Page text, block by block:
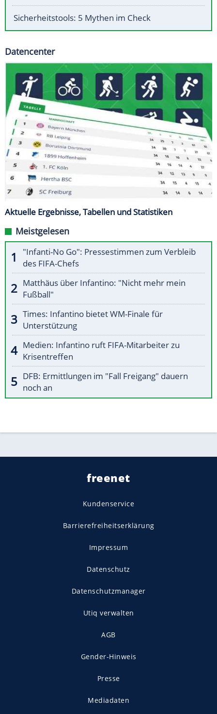
Sicherheitstools: 5 Mythen im Check
Datencenter
Aktuelle Ergebnisse, Tabellen und Statistiken
Meistgelesen
"Infanti-No Go": Pressestimmen zum Verbleib
des FIFA-Chefs
Matthäus über Infantino: "Nicht mehr mein
Fußball"
Times: Infantino bietet WM-Finale für
Unterstützung
Medien: Infantino ruft FIFA-Mitarbeiter zu
Krisentreffen
DFB: Ermittlungen im "Fall Freigang" dauern
noch an
freenet
Kundenservice
Barrierefreiheitserklärung
Impressum
Datenschutz
Datenschutzmanager
Utiq verwalten
AGB
Gender-Hinweis
Presse
Mediadaten